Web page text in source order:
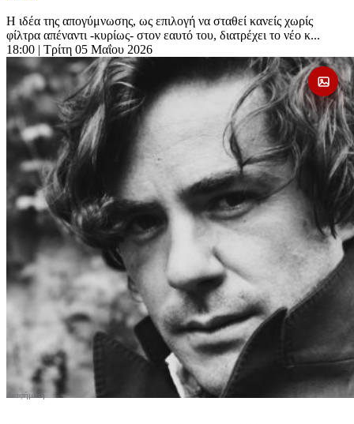
Η ιδέα της απογύμνωσης, ως επιλογή να σταθεί κανείς χωρίς
φίλτρα απέναντι -κυρίως- στον εαυτό του, διατρέχει το νέο κ...
18:00 | Τρίτη 05 Μαΐου 2026